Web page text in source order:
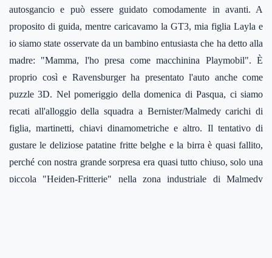
autosgancio e può essere guidato comodamente in avanti. A
proposito di guida, mentre caricavamo la GT3, mia figlia Layla e
io siamo state osservate da un bambino entusiasta che ha detto alla
madre: "Mamma, l'ho presa come macchinina Playmobil". È
proprio così e Ravensburger ha presentato l'auto anche come
puzzle 3D. Nel pomeriggio della domenica di Pasqua, ci siamo
recati all'alloggio della squadra a Bernister/Malmedy carichi di
figlia, martinetti, chiavi dinamometriche e altro. Il tentativo di
gustare le deliziose patatine fritte belghe e la birra è quasi fallito,
perché con nostra grande sorpresa era quasi tutto chiuso, solo una
piccola "Heiden-Fritterie" nella zona industriale di Malmedy